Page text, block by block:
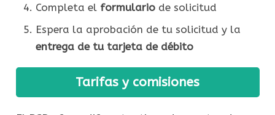
Completa el formulariode solicitud
Espera la aprobación de tu solicitud y la
entrega de tu tarjeta de débito
Tarifas y comisiones